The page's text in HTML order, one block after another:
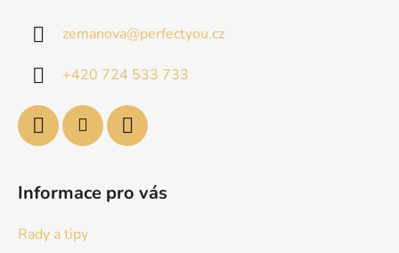
zemanova@perfectyou.cz
+420 724 533 733
Informace pro vás
Rady a tipy